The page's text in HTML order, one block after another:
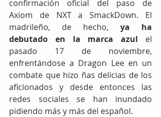
confirmación oficial del paso de
Axiom de NXT a SmackDown. El
madrileño, de hecho, ya ha
debutado en la marca azul el
pasado 17 de noviembre,
enfrentándose a Dragon Lee en un
combate que hizo ñas delicias de los
aficionados y desde entonces las
redes sociales se han inundado
pidiendo más y más del español.